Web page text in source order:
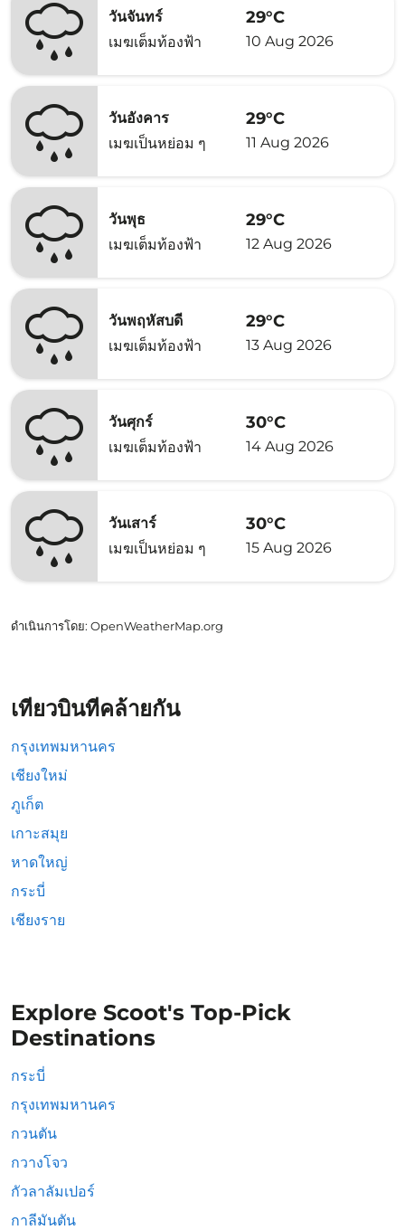
วันจันทร์
เมฆเต็มท้องฟ้า
29°C
10 Aug 2026
วันอังคาร
เมฆเป็นหย่อม ๆ
29°C
11 Aug 2026
วันพุธ
เมฆเต็มท้องฟ้า
29°C
12 Aug 2026
วันพฤหัสบดี
เมฆเต็มท้องฟ้า
29°C
13 Aug 2026
วันศุกร์
เมฆเต็มท้องฟ้า
30°C
14 Aug 2026
วันเสาร์
เมฆเป็นหย่อม ๆ
30°C
15 Aug 2026
ดำเนินการโดย: OpenWeatherMap.org
เที่ยวบินที่คล้ายกัน
กรุงเทพมหานคร
เชียงใหม่
ภูเก็ต
เกาะสมุย
หาดใหญ่
กระบี่
เชียงราย
Explore Scoot's Top-Pick
Destinations
กระบี่
กรุงเทพมหานคร
กวนตัน
กวางโจว
กัวลาลัมเปอร์
กาลีมันตัน